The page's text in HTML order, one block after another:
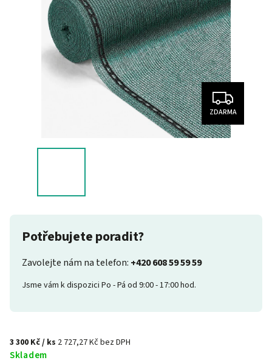
ZDARMA
Potřebujete poradit?
Zavolejte nám na telefon: +420 608 59 59 59
Jsme vám k dispozici Po - Pá od 9:00 - 17:00 hod.
3 300 Kč/ ks 2 727,27 Kč bez DPH
Skladem